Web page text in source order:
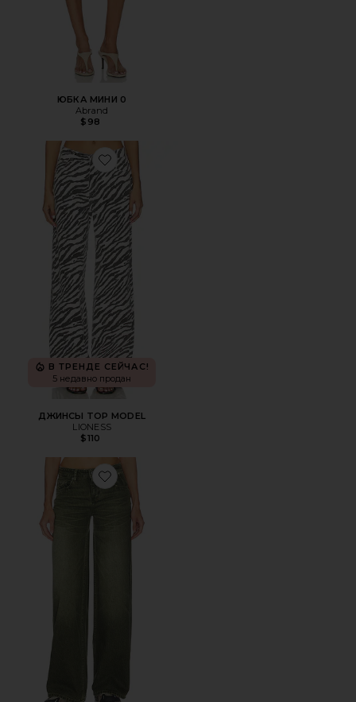
ЮБКА МИНИ 0
Abrand
$98
Favorite ДЖИНСЫ TOP MODEL
В ТРЕНДЕ СЕЙЧАС!
5 недавно продан
ДЖИНСЫ TOP MODEL
LIONESS
$110
Favorite ДЖИНСЫ DROPOUT LOW RISE